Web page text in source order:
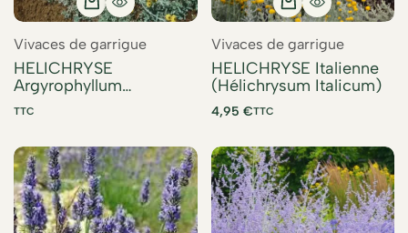
Vivaces de garrigue
HELICHRYSE
Argyrophyllum
(Helichrysum
Argyrophyllum )
TTC
Vivaces de garrigue
HELICHRYSE Italienne
(Hélichrysum Italicum)
4,95 €TTC